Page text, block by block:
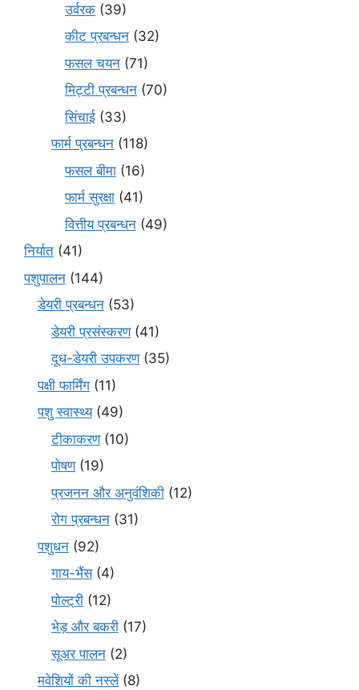
उर्वरक (39)
कीट प्रबन्धन (32)
फसल चयन (71)
मि‌ट्टी प्रबन्धन (70)
सिंचाई (33)
फार्म प्रबन्धन (118)
फसल बीमा (16)
फार्म सुरक्षा (41)
वित्तीय प्रबन्धन (49)
निर्यात (41)
पशुपालन (144)
डेयरी प्रबन्धन (53)
डेयरी प्रसंस्करण(41)
दूध-डेयरी उपकरण(35)
पक्षी फार्मिंग (11)
पशु स्वास्थ्य(49)
टीकाकरण(10)
पोषण(19)
प्रजनन और अनुवंशिकी (12)
रोग प्रबन्धन (31)
पशुधन (92)
गाय-भैंस(4)
पोल्ट्री (12)
भेड़ और बकरी (17)
सूअर पालन (2)
मवेशियों की नस्लें(8)